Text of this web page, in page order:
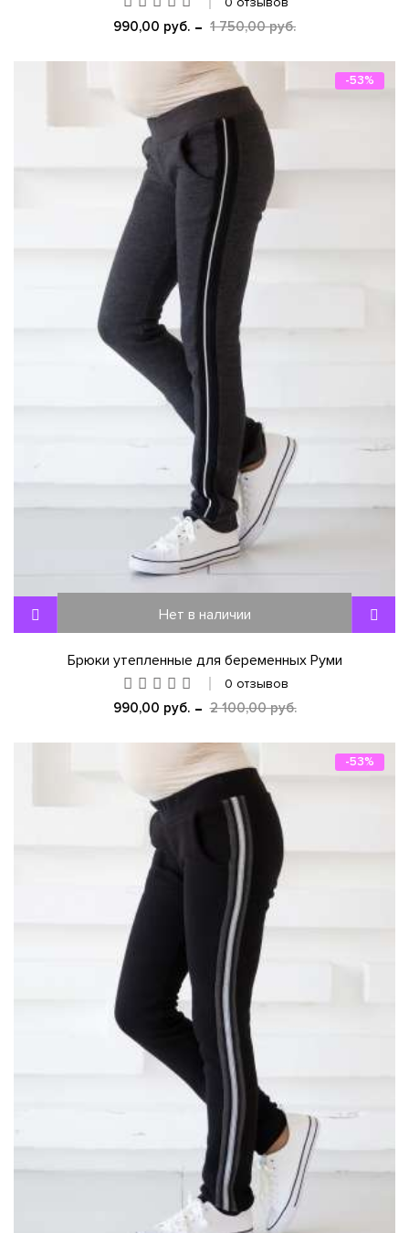
990,00 руб. 1 750,00 руб.
-53%
Нет в наличии
Брюки утепленные для беременных Руми
0 отзывов
990,00 руб. 2 100,00 руб.
-53%